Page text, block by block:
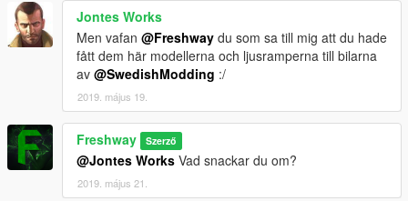
Jontes Works
Men vafan @Freshway du som sa till mig att du hade
fått dem här modellerna och ljusramperna till bilarna
av @SwedishModding :/
2019. május 19.
Freshway Szerző
@Jontes Works Vad snackar du om?
2019. május 21.